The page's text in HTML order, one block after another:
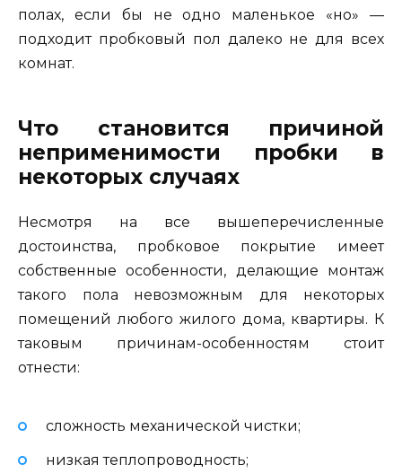
полах, если бы не одно маленькое «но» —
подходит пробковый пол далеко не для всех
комнат.
Что становится причиной
неприменимости пробки в
некоторых случаях
Несмотря на все вышеперечисленные
достоинства, пробковое покрытие имеет
собственные особенности, делающие монтаж
такого пола невозможным для некоторых
помещений любого жилого дома, квартиры. К
таковым причинам-особенностям стоит
отнести:
сложность механической чистки;
низкая теплопроводность;